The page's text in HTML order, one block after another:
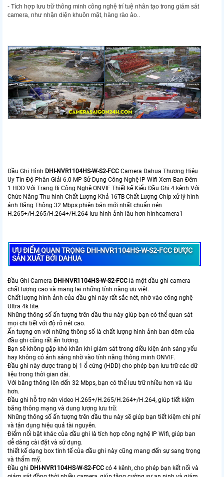
- Tích hợp lưu trữ thông minh công nghệ trí tuệ nhân tạo trong giám sát
camera, như nhận diện khuôn mặt, hàng rào ảo..
Đầu Ghi Hình DHI-NVR1104HS-W-S2-FCC Camera Dahua Thương Hiệu
Uy Tín Độ Phân Giải 6.0 MP Sử Dụng Công Nghệ IP Wifi Xem Ban Đêm
1 HDD Với Trang Bị Công Nghệ ONVIF Thiết kế Kiểu Đầu Ghi 4 kênh Với
Chức Năng Thu hình Chất Lượng Khả 16TB Chất Lượng Chíp xử lý hình
ảnh Băng Thông 32 Mbps phiên bản mới nhất chuẩn nén
H.265+/H.265/H.264+/H.264 lưu hình ảnh lâu hơn hinhcamera1
ƯU ĐIỂM QUAN TRỌNG DHI-NVR1104HS-W-S2-FCC ĐƯỢC
SẢN XUẤT BỞI DAHUA
Đầu Ghi Camera DHI-NVR1104HS-W-S2-FCC là một đầu ghi camera
chất lượng cao và mang lại những tính năng ưu việt.
Chất lượng hình ảnh của đầu ghi này rất sắc nét, nhờ vào công nghệ
Ultra 4k lite.
Những thông số ấn tượng trên đầu thu này giúp bạn có thể quan sát
mọi chi tiết với độ rõ nét cao.
Ấn tượng ơn với những thông số là chất lượng hình ảnh ban đêm của
đầu ghi cũng rất ấn tượng.
Bạn sẽ không gặp khó khăn khi giám sát trong điều kiện ánh sáng yếu
hay không có ánh sáng nhờ vào tính năng thông minh ONVIF.
Đầu ghi này được trang bị 1 ổ cứng (HDD) cho phép bạn lưu trữ các dữ
liệu trong thời gian dài.
Với băng thông lên đến 32 Mbps, bạn có thể lưu trữ nhiều hơn và lâu
hơn.
Đầu ghi hỗ trợ nén video H.265+/H.265/H.264+/H.264, giúp tiết kiệm
băng thông mạng và dung lượng lưu trữ.
Những thông số ấn tượng trên đầu thu này sẽ giúp bạn tiết kiệm chi phí
và tận dụng hiệu quả tài nguyên.
Điểm nổi bật khác của đầu ghi là tích hợp công nghệ IP Wifi, giúp bạn
dễ dàng cài đặt và sử dụng.
thiết kế dạng box tinh tế của đầu ghi này cũng mang đến sự sang trọng
và thẩm mỹ.
Đầu ghi DHI-NVR1104HS-W-S2-FCC có 4 kênh, cho phép bạn kết nối và